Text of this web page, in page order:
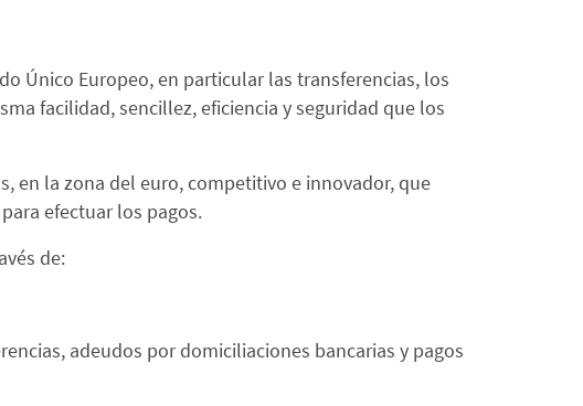
Único Europeo, en particular las transferencias, los
facilidad, sencillez, eficiencia y seguridad que los
en la zona del euro, competitivo e innovador, que
efectuar los pagos.
de:
adeudos por domiciliaciones bancarias y pagos